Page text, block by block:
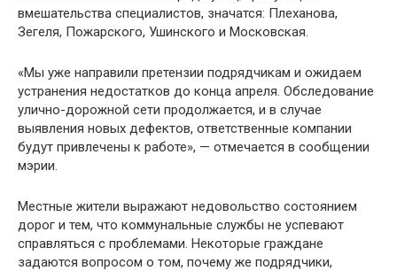
вмешательства специалистов, значатся: Плеханова,
Зегеля, Пожарского, Ушинского и Московская.
«Мы уже направили претензии подрядчикам и ожидаем
устранения недостатков до конца апреля. Обследование
улично-дорожной сети продолжается, и в случае
выявления новых дефектов, ответственные компании
будут привлечены к работе», — отмечается в сообщении
мэрии.
Местные жители выражают недовольство состоянием
дорог и тем, что коммунальные службы не успевают
справляться с проблемами. Некоторые граждане
задаются вопросом о том, почему же подрядчики,